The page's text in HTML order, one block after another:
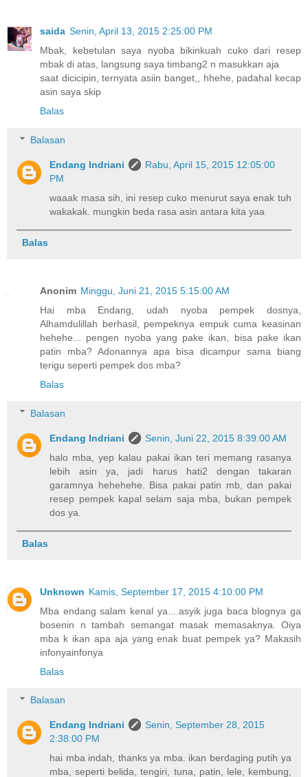
saida Senin, April 13, 2015 2:25:00 PM
Mbak, kebetulan saya nyoba bikinkuah cuko dari resep
mbak di atas, langsung saya timbang2 n masukkan aja
saat dicicipin, ternyata asiin banget,, hhehe, padahal kecap
asin saya skip
Balas
Balasan
Endang Indriani
Rabu, April 15, 2015 12:05:00
PM
waaak masa sih, ini resep cuko menurut saya enak tuh
wakakak. mungkin beda rasa asin antara kita yaa
Balas
Anonim Minggu, Juni 21, 2015 5:15:00 AM
Hai mba Endang, udah nyoba pempek dosnya,
Alhamdulillah berhasil, pempeknya empuk cuma keasinan
hehehe... pengen nyoba yang pake ikan, bisa pake ikan
patin mba? Adonannya apa bisa dicampur sama biang
terigu seperti pempek dos mba?
Balas
Balasan
Endang Indriani
Senin, Juni 22, 2015 8:39:00 AM
halo mba, yep kalau pakai ikan teri memang rasanya
lebih asin ya, jadi harus hati2 dengan takaran
garamnya hehehehe. Bisa pakai patin mb, dan pakai
resep pempek kapal selam saja mba, bukan pempek
dos ya.
Balas
Unknown Kamis, September 17, 2015 4:10:00 PM
Mba endang salam kenal ya....asyik juga baca blognya ga
bosenin n tambah semangat masak memasaknya. Oiya
mba k ikan apa aja yang enak buat pempek ya? Makasih
infonyainfonya
Balas
Balasan
Endang Indriani
Senin, September 28, 2015
2:38:00 PM
hai mba indah, thanks ya mba. ikan berdaging putih ya
mba, seperti belida, tengiri, tuna, patin, lele, kembung,